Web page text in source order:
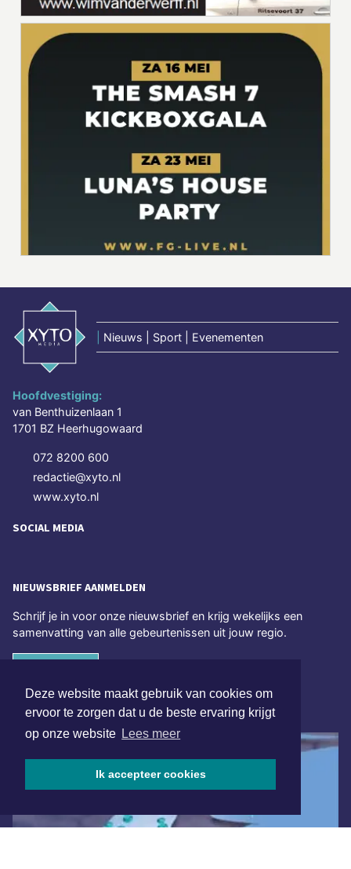
Deze website maakt gebruik van cookies om
ervoor te zorgen dat u de beste ervaring krijgt
op onze website Lees meer
Ik accepteer cookies
Nieuws | Sport | Evenementen
Hoofdvestiging:
van Benthuizenlaan 1
1701 BZ Heerhugowaard
072 8200 600
redactie@xyto.nl
www.xyto.nl
SOCIAL MEDIA
NIEUWSBRIEF AANMELDEN
Schrijf je in voor onze nieuwsbrief en krijg wekelijks een
samenvatting van alle gebeurtenissen uit jouw regio.
ONLINE DAGBLADEN